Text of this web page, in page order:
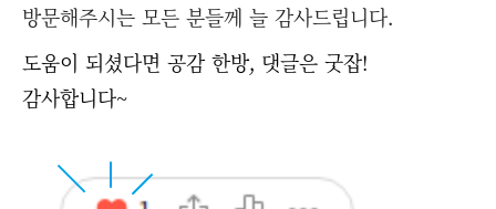
방문해주시는 모든 분들께 늘 감사드립니다.
도움이 되셨다면 공감 한방, 댓글은 굿잡!
감사합니다~